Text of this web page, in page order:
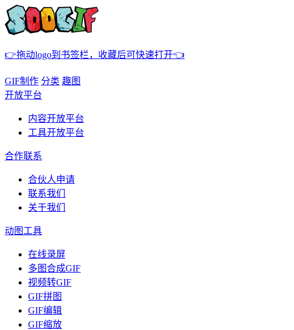
👉拖动logo到书签栏，收藏后可快速打开👈
GIF制作 分类 趣图
开放平台
内容开放平台
工具开放平台
合作联系
合伙人申请
联系我们
关于我们
动图工具
在线录屏
多图合成GIF
视频转GIF
GIF拼图
GIF编辑
GIF缩放